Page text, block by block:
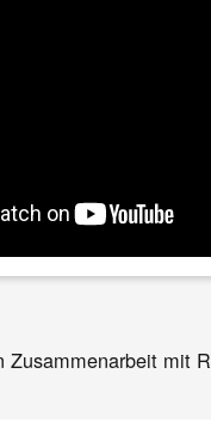
Zusammenarbeit mit